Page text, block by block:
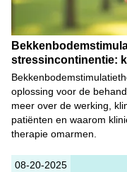
stressincontinentie:
oplossing voor de
meer over de werking,
patiënten en waarom
therapie omarmen.
08-20-2025